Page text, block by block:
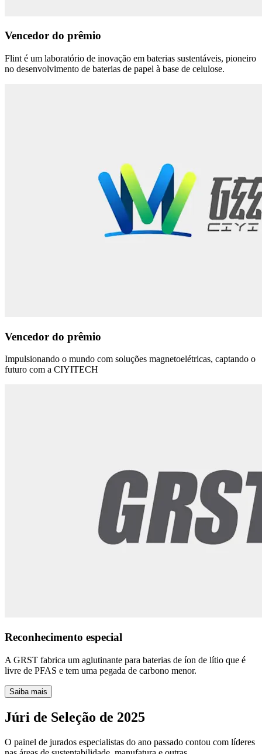
Vencedor do prêmio
Flint é um laboratório de inovação em baterias sustentáveis, pioneiro
no desenvolvimento de baterias de papel à base de celulose.
Vencedor do prêmio
Impulsionando o mundo com soluções magnetoelétricas, captando o
futuro com a CIYITECH
Reconhecimento especial
A GRST fabrica um aglutinante para baterias de íon de lítio que é
livre de PFAS e tem uma pegada de carbono menor.
Saiba mais
Júri de Seleção de 2025
O painel de jurados especialistas do ano passado contou com líderes